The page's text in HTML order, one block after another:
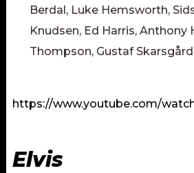
Berdal, Luke Hemsworth,
Knudsen, Ed Harris, Anthony
Thompson, Gustaf Skarsgård
https://www.youtube.com/
Elvis